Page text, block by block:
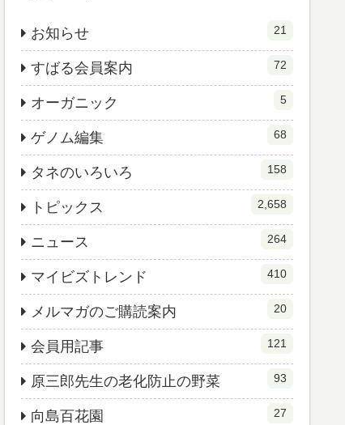
お知らせ 21
すばる会員案内 72
オーガニック 5
ゲノム編集 68
タネのいろいろ 158
トピックス 2,658
ニュース 264
マイビズトレンド 410
メルマガのご購読案内 20
会員用記事 121
原三郎先生の老化防止の野菜 93
向島百花園 27